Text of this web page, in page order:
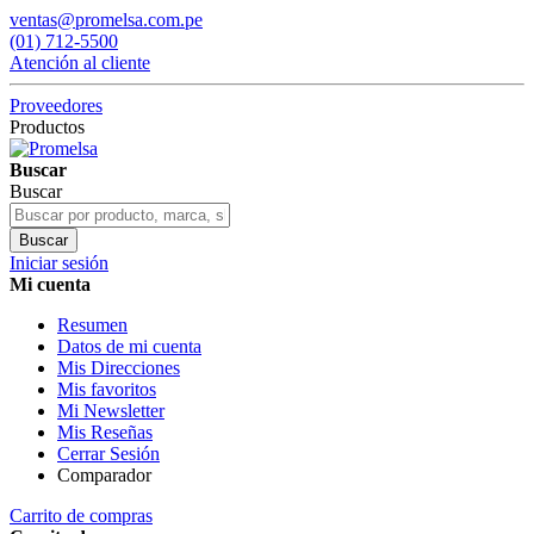
ventas@promelsa.com.pe
(01) 712-5500
Atención al cliente
Proveedores
Productos
Buscar
Buscar
Buscar
Iniciar sesión
Mi cuenta
Resumen
Datos de mi cuenta
Mis Direcciones
Mis favoritos
Mi Newsletter
Mis Reseñas
Cerrar Sesión
Comparador
Carrito de compras